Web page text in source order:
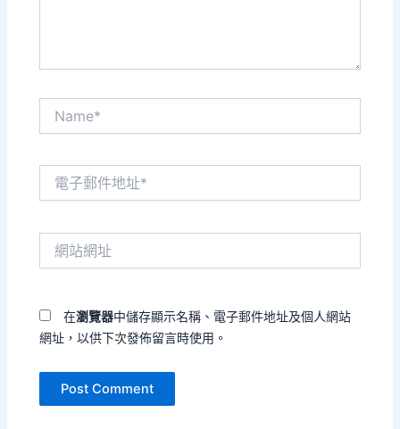
在瀏覽器中儲存顯示名稱、電子郵件地址及個人網站
網址，以供下次發佈留言時使用。